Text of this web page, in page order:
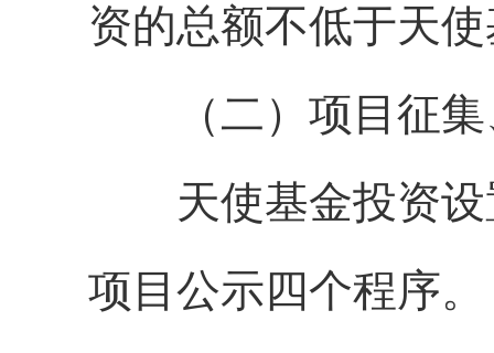
资的总额不低于天
（二）项目征集
天使基金投资设
项目公示四个程序。